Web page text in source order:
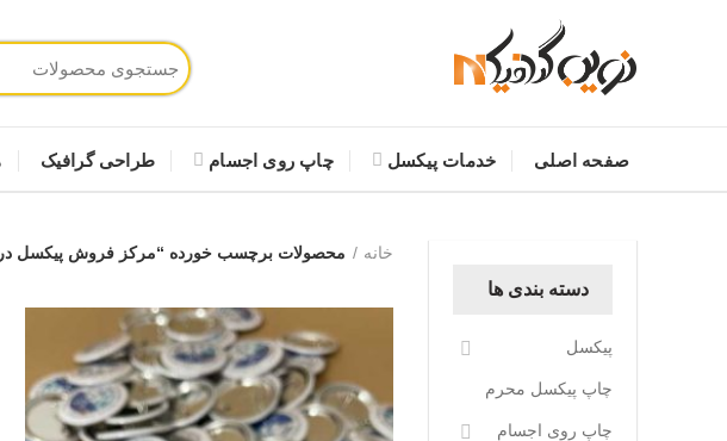
صفحه اصلی خدمات پیکسل چاپ روی اجسام طراحی گرافیک
خانه محصولات برچسب خورده “مرکز فروش پیکسل در
دسته بندی ها
پیکسل
چاپ پیکسل محرم
چاپ روی اجسام